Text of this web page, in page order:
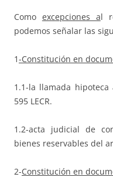
Como excepciones al
podemos señalar las
1-Constitución en
1.1-la llamada
595 LECR.
1.2-acta judicial de
bienes reservables del
2-Constitución en